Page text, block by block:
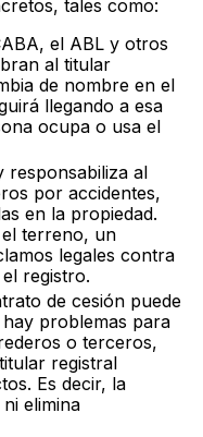
tales como:
el ABL y otros
al titular
de nombre en el
llegando a esa
ocupa o usa el
responsabiliza al
por accidentes,
en la propiedad.
terreno, un
legales contra
registro.
de cesión puede
problemas para
o terceros,
registral
Es decir, la
elimina